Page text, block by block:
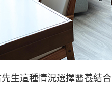
這種情況選擇醫養結合